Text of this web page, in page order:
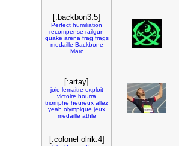
[:backbon3:5]
Perfect humiliation
recompense railgun
quake arena frag frags
medaille Backbone
Marc
[:artay]
joie lemaitre exploit
victoire hourra
triomphe heureux allez
yeah olympique jeux
medaille athle
[:colonel olrik:4]